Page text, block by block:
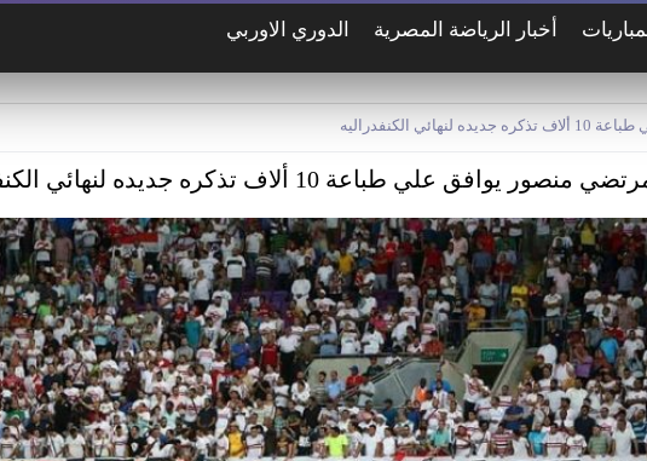
أخبار الرياضة المصرية الدوري الاوربي
الكنفدراليه
منصور يوافق علي طباعة 10 ألاف تذكره جديده لنهائي الكنفدراليه